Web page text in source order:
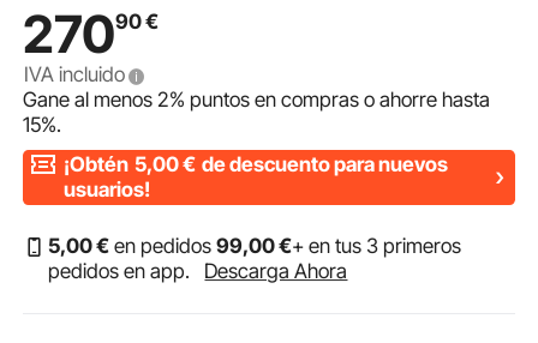
magnético 2 en 1 de borrado en seco montado en pared
27090€
IVA incluido
Gane al menos2% puntos en compras o ahorre hasta
15%.
¡Obtén 5,00€ de descuento para nuevos
usuarios!
5,00€ en pedidos99,00€+ en tus 3 primeros
pedidos en app.
Descarga Ahora